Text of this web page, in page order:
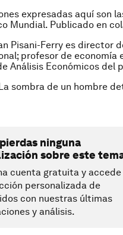
expresadas aquí son
Mundial. Publicado en
Pisani-Ferry es director
profesor de economía
Análisis Económicos del
sombra de un hombre
ninguna
sobre este
cuenta gratuita y accede
personalizada de
con nuestras últimas
y análisis.